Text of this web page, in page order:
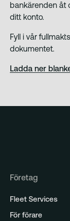
bankärenden åt
ditt konto.
Fyll i vår
dokumentet.
Ladda ner
Företag
Fleet Services
För förare